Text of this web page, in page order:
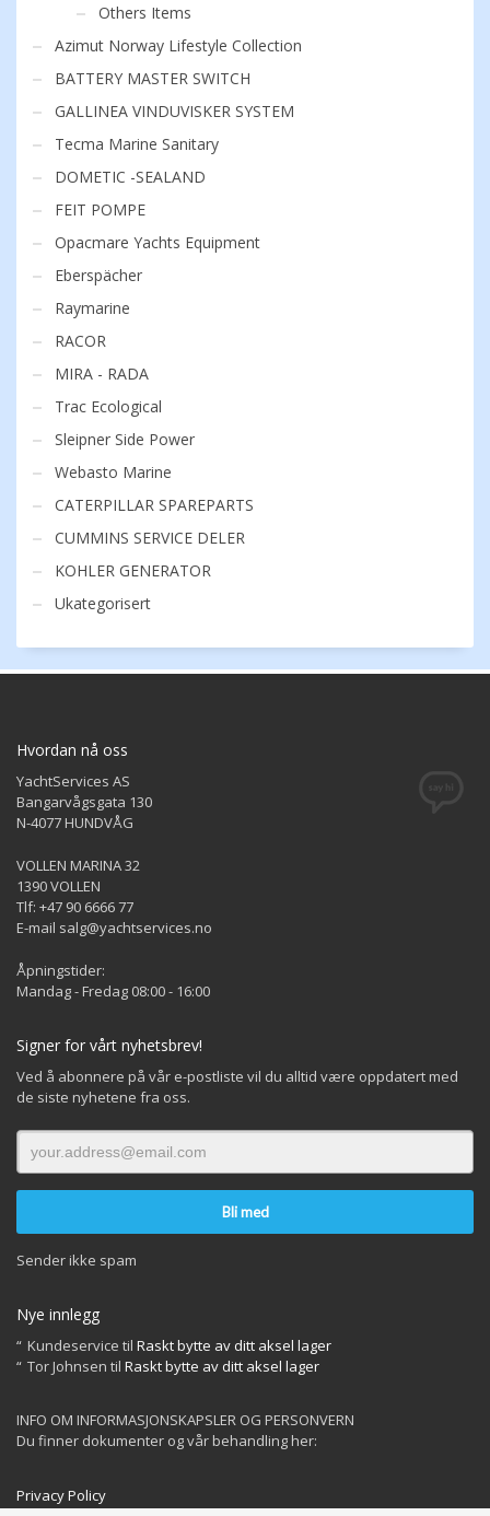
Others Items
Azimut Norway Lifestyle Collection
BATTERY MASTER SWITCH
GALLINEA VINDUVISKER SYSTEM
Tecma Marine Sanitary
DOMETIC -SEALAND
FEIT POMPE
Opacmare Yachts Equipment
Eberspächer
Raymarine
RACOR
MIRA - RADA
Trac Ecological
Sleipner Side Power
Webasto Marine
CATERPILLAR SPAREPARTS
CUMMINS SERVICE DELER
KOHLER GENERATOR
Ukategorisert
Hvordan nå oss
YachtServices AS
Bangarvågsgata 130
N-4077 HUNDVÅG
VOLLEN MARINA 32
1390 VOLLEN
Tlf: +47 90 6666 77
E-mail salg@yachtservices.no
Åpningstider:
Mandag - Fredag 08:00 - 16:00
Signer for vårt nyhetsbrev!
Ved å abonnere på vår e-postliste vil du alltid være oppdatert med
de siste nyhetene fra oss.
Sender ikke spam
Nye innlegg
Kundeservice til Raskt bytte av ditt aksel lager
Tor Johnsen til Raskt bytte av ditt aksel lager
INFO OM INFORMASJONSKAPSLER OG PERSONVERN
Du finner dokumenter og vår behandling her:
Privacy Policy